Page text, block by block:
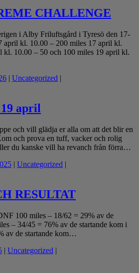
CHALLENGE
i Alby Friluftsgård i Tyresö den 17-
april kl. 10.00 – 200 miles 17 april kl.
kl. 10.00 – 50 och 100 miles 19 april kl.
| Uncategorized |
19 april
och vill glädja er alla om att det blir en
och prova en tuff, vacker och rolig
du kanske vill ha revanch från förra…
| Uncategorized |
RESULTAT
100 miles – 18/62 = 29% av de
– 34/45 = 76% av de startande kom i
av de startande kom…
| Uncategorized |